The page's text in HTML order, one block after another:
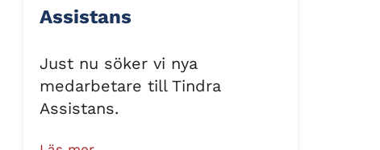
Assistans
Just nu söker vi nya
medarbetare till Tindra
Assistans.